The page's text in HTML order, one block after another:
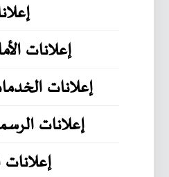
إعلانات
إعلانات
إعلانات
إعلانات